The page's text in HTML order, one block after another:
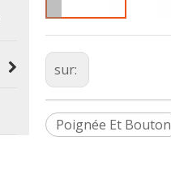
sur:
Poignée Et Bouton